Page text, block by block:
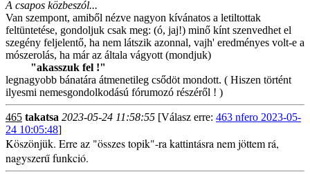
A csapos közbeszól...
Van szempont, amiből nézve nagyon kívánatos a letiltottak
feltüntetése, gondoljuk csak meg: (ó, jaj!) minő kínt szenvedhet el
szegény feljelentő, ha nem látszik azonnal, vajh' eredményes volt-e a
mószerolás, ha már az általa vágyott (mondjuk)
"akasszuk fel !"
legnagyobb bánatára átmenetileg csődöt mondott. ( Hiszen történt
ilyesmi nemesgondolkodású fórumozó részéről ! )
465 takatsa 2023-05-24 11:58:55 [Válasz erre: 463 nfero 2023-05-
24 10:05:48]
Köszönjük. Erre az "összes topik"-ra kattintásra nem jöttem rá,
nagyszerű funkció.